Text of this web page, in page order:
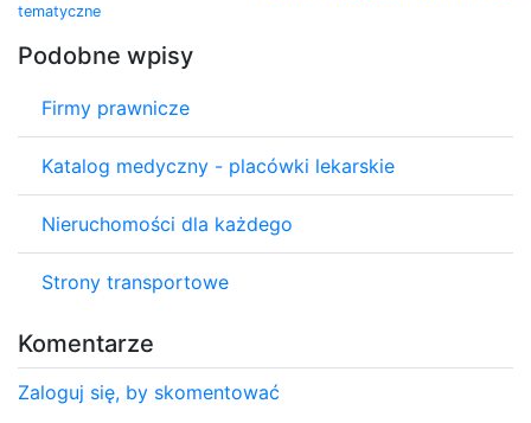
tematyczne
Podobne wpisy
Firmy prawnicze
Katalog medyczny - placówki lekarskie
Nieruchomości dla każdego
Strony transportowe
Komentarze
Zaloguj się, by skomentować